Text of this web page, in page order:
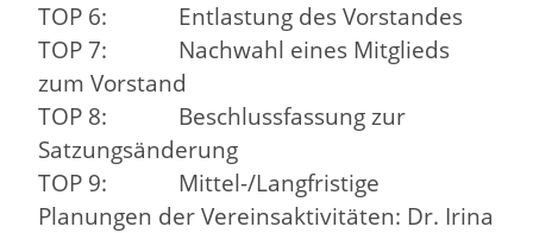
TOP 6: Entlastung des Vorstandes
TOP 7: Nachwahl eines Mitglieds
zum Vorstand
TOP 8: Beschlussfassung zur
Satzungsänderung
TOP 9: Mittel-/Langfristige
Planungen der Vereinsaktivitäten: Dr. Irina